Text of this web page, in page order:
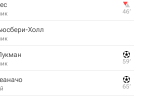
46‎’‎
Холл
59‎’‎
65‎’‎